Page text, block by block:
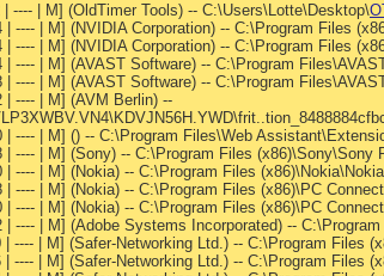
---- | M] (OldTimer Tools) -- C:\Users\Lotte\Desktop\
---- | M] (NVIDIA Corporation) -- C:\Program Files
---- | M] (NVIDIA Corporation) -- C:\Program Files
| ---- | M] (AVAST Software) -- C:\Program
| ---- | M] (AVAST Software) -- C:\Program
| ---- | M] (AVM Berlin) --
| ---- | M] () -- C:\Program Files\Web
| ---- | M] (Sony) -- C:\Program Files (x86)\Sony\Sony
| ---- | M] (Nokia) -- C:\Program Files
| ---- | M] (Nokia) -- C:\Program Files (x86)\PC
| ---- | M] (Nokia) -- C:\Program Files (x86)\PC
| ---- | M] (Adobe Systems Incorporated) --
| ---- | M] (Safer-Networking Ltd.) -- C:\Program Files
| ---- | M] (Safer-Networking Ltd.) -- C:\Program Files